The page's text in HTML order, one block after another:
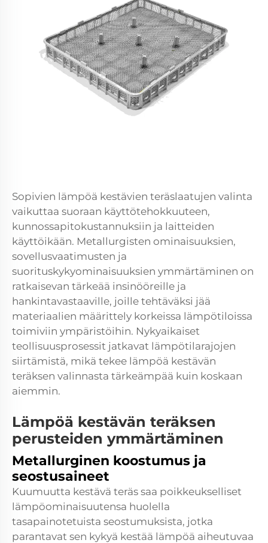
Sopivien lämpöä kestävien teräslaatujen valinta
vaikuttaa suoraan käyttötehokkuuteen,
kunnossapitokustannuksiin ja laitteiden
käyttöikään. Metallurgisten ominaisuuksien,
sovellusvaatimusten ja
suorituskykyominaisuuksien ymmärtäminen on
ratkaisevan tärkeää insinööreille ja
hankintavastaaville, joille tehtäväksi jää
materiaalien määrittely korkeissa lämpötiloissa
toimiviin ympäristöihin. Nykyaikaiset
teollisuusprosessit jatkavat lämpötilarajojen
siirtämistä, mikä tekee lämpöä kestävän
teräksen valinnasta tärkeämpää kuin koskaan
aiemmin.
Lämpöä kestävän teräksen
perusteiden ymmärtäminen
Metallurginen koostumus ja
seostusaineet
Kuumuutta kestävä teräs saa poikkeukselliset
lämpöominaisuutensa huolella
tasapainotetuista seostumuksista, jotka
parantavat sen kykyä kestää lämpöä aiheutuvaa